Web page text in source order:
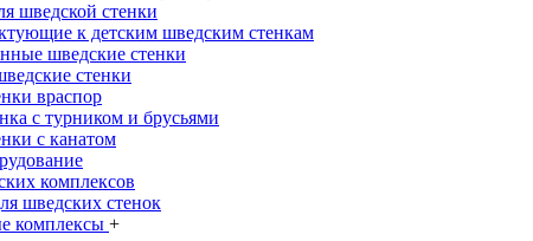
шведской стенки
к детским шведским стенкам
шведские стенки
стенки
враспор
с турником и брусьями
с канатом
комплексов
шведских стенок
комплексы +